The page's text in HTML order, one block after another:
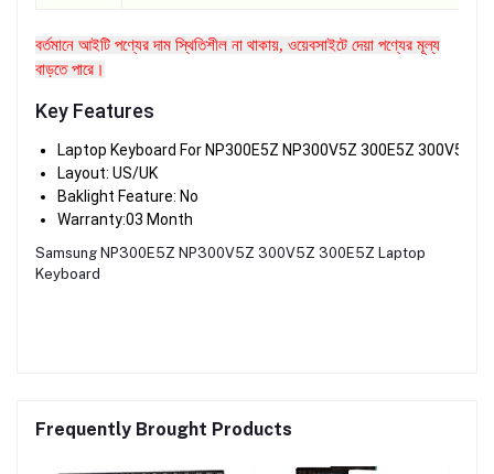
বর্তমানে আইটি পণ্যের দাম স্থিতিশীল না থাকায়, ওয়েবসাইটে দেয়া পণ্যের মূল্য
বাড়তে পারে।
Key Features
Laptop Keyboard For NP300E5Z NP300V5Z 300E5Z 300V5Z
Layout: US/UK
Baklight Feature: No
Warranty:03 Month
Samsung NP300E5Z NP300V5Z 300V5Z 300E5Z Laptop
Keyboard
Frequently Brought Products